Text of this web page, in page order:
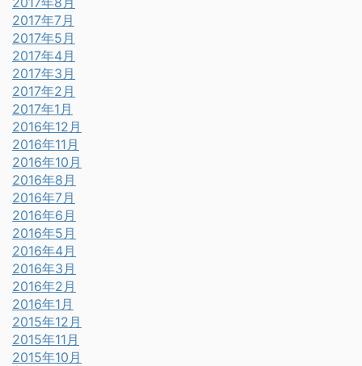
2017年7月
2017年5月
2017年4月
2017年3月
2017年2月
2017年1月
2016年12月
2016年11月
2016年10月
2016年8月
2016年7月
2016年6月
2016年5月
2016年4月
2016年3月
2016年2月
2016年1月
2015年12月
2015年11月
2015年10月